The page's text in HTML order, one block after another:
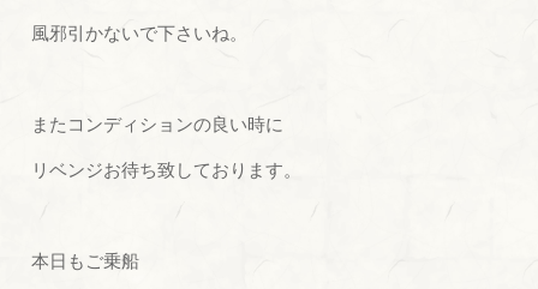
風邪引かないで下さいね。
またコンディションの良い時に
リベンジお待ち致しております。
本日もご乗船